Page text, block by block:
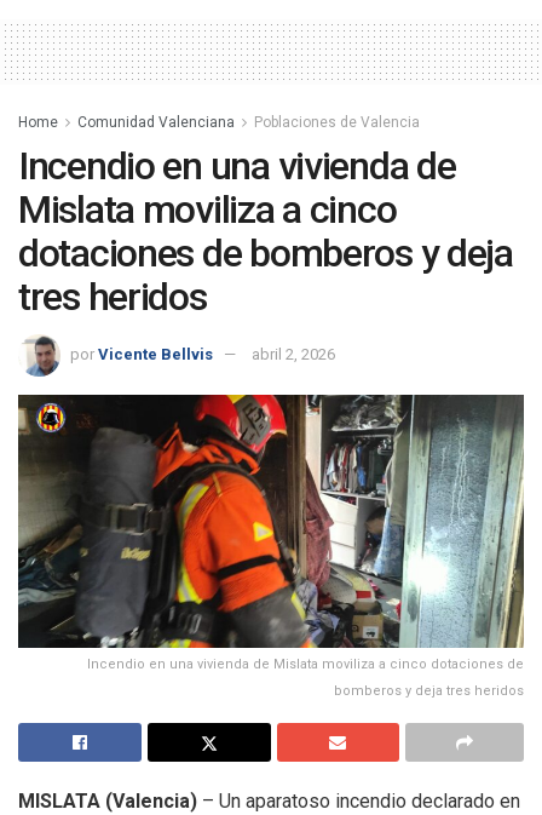
Home Comunidad Valenciana Poblaciones de Valencia
Incendio en una vivienda de
Mislata moviliza a cinco
dotaciones de bomberos y deja
tres heridos
por Vicente Bellvis abril 2, 2026
Incendio en una vivienda de Mislata moviliza a cinco dotaciones de
bomberos y deja tres heridos
MISLATA (Valencia) – Un aparatoso incendio declarado en